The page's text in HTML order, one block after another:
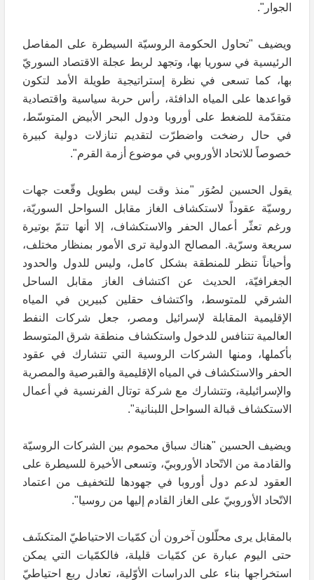
الجوار".
ويضيف "تحاول الحكومة الروسيّة السيطرة على المفاصل
الرئيسية في سوريا بها، وتجهد لربط عجلة الاقتصاد السوريّ
بها، كما تسعى في نظرة إستراتيجية طويلة الأمد لتكون
قواعدها على المياه الدافئة، رأس حربة سياسية واقتصادية
متقدّمة للضغط على أوروبا ودول البحر الأبيض المتوسّط،
في حال رضخت واضطرّت لتقديم تنازلات دولية كبيرة
خصوصاً للاتحاد الأوروبي في موضوع أزمة القرم".
يقول الحسين لصُوَر "منذ وقت ليس بطويل وقّعت جهات
روسيّة عقوداً لاستكشاف الغاز مقابل السواحل السوريّة،
ورغم تعثّر أعمال الحفر والاستكشاف، إلا أنها تتمّ بوتيرة
سريعة وسرّية. المصالح الدولية ترى الأمور بمنظار مختلف،
وأحياناً تنظر للمنطقة بشكل كامل، وليس للدول والحدود
الجغرافيّة، الحديث عن اكتشاف الغاز مقابل الساحل
الشرقي للمتوسط، واكتشاف حقلين كبيرين في المياه
الإقليمية المقابلة لإسرائيل ومصر، جعل شركات النفط
العالمية تتنافس للدخول واستكشاف منطقة شرق المتوسط
بأكملها، ومنها الشركات الروسية التي تتشارك في عقود
الحفر والاستكشاف في المياه الإقليمية والقبرصية والمصرية
والإسرائيلية، وتتشارك مع شركة توتال الفرنسية في أعمال
الاستكشاف قبالة السواحل اللبنانية".
ويضيف الحسين "هناك سباق محموم بين الشركات الروسيّة
والقادمة من الاتّحاد الأوروبيّ، وتسعى الأخيرة للسيطرة على
العقود لدعم دول أوروبا في جهودها للتخفيف من اعتماد
الاتّحاد الأوروبيّ على الغاز القادم إليها من روسيا".
بالمقابل يرى محلّلون آخرون أن كمّيات الاحتياطيّ المتكشَف
حتى اليوم عبارة عن كمّيات قليلة، فالكمّيات التي يمكن
استخراجها بناء على الدراسات الأوّلية، تعادل ربع احتياطيّ